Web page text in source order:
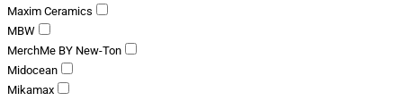
Maxim Ceramics
MBW
MerchMe BY New-Ton
Midocean
Mikamax